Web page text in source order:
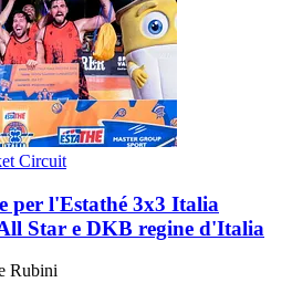
Circuit
per l'Estathé 3x3 Italia
Star e DKB regine d'Italia
Rubini